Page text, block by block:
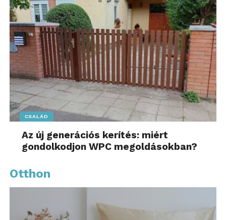
CSALÁD
Az új generációs kerítés: miért
gondolkodjon WPC megoldásokban?
Otthon